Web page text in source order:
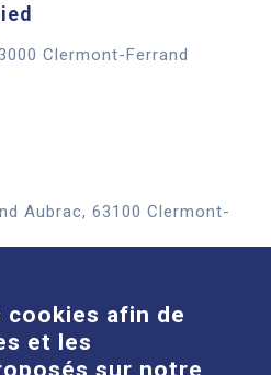
Clermont-Ferrand
Aubrac, 63100 Clermont-
afin de
et les
sur notre